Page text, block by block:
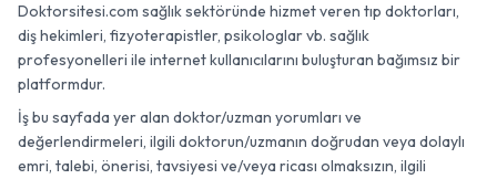
Doktorsitesi.com sağlık sektöründe hizmet veren tıp doktorları,
diş hekimleri, fizyoterapistler, psikologlar vb. sağlık
profesyonelleri ile internet kullanıcılarını buluşturan bağımsız bir
platformdur.
İş bu sayfada yer alan doktor/uzman yorumları ve
değerlendirmeleri, ilgili doktorun/uzmanın doğrudan veya dolaylı
emri, talebi, önerisi, tavsiyesi ve/veya ricası olmaksızın, ilgili